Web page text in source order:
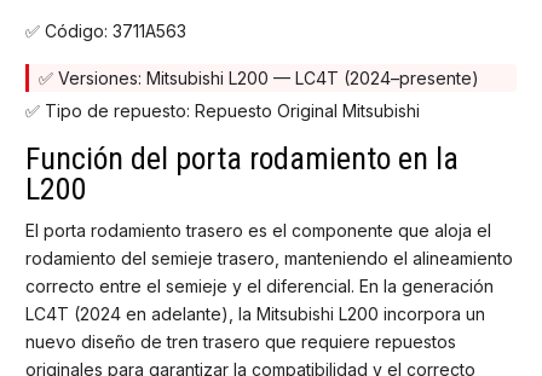
✅ Código: 3711A563
✅ Versiones: Mitsubishi L200 — LC4T (2024–presente)
✅ Tipo de repuesto: Repuesto Original Mitsubishi
Función del porta rodamiento en la
L200
El porta rodamiento trasero es el componente que aloja el
rodamiento del semieje trasero, manteniendo el alineamiento
correcto entre el semieje y el diferencial. En la generación
LC4T (2024 en adelante), la Mitsubishi L200 incorpora un
nuevo diseño de tren trasero que requiere repuestos
originales para garantizar la compatibilidad y el correcto